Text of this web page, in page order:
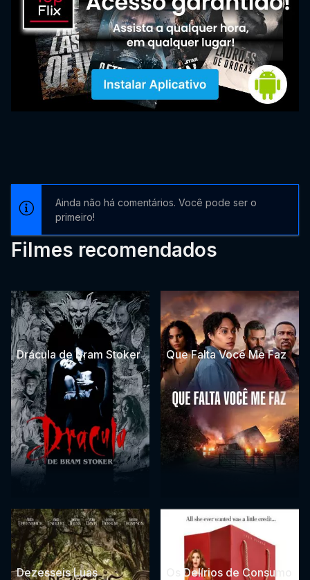
Ainda não há comentários. Você pode ser o
primeiro!
Filmes recomendados
Drácula de Bram Stoker Que Falta Você Me Faz
Dezesseis Luas
Os Delírios de Consumo